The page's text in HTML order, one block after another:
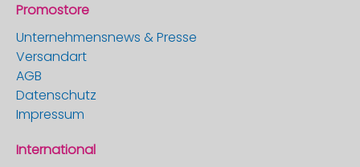
Promostore
Unternehmensnews & Presse
Versandart
AGB
Datenschutz
Impressum
International